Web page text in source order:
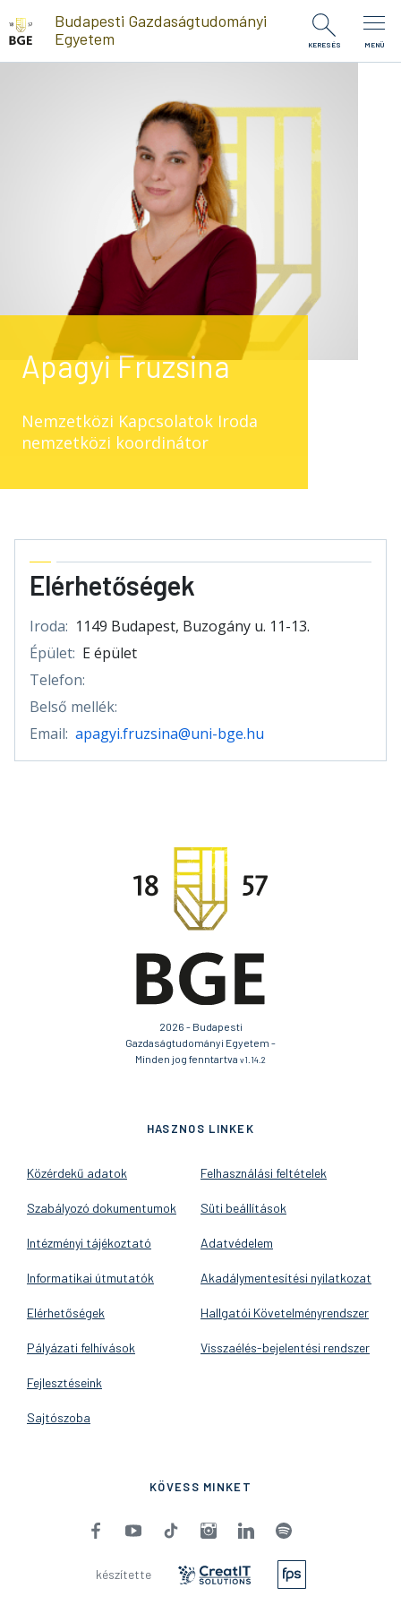
Ugrás a tartalomra
Budapesti Gazdaságtudományi
Egyetem
KERESÉS MENÜ
Apagyi Fruzsina
Nemzetközi Kapcsolatok Iroda
nemzetközi koordinátor
Elérhetőségek
Iroda: 1149 Budapest, Buzogány u. 11-13.
Épület: E épület
Telefon:
Belső mellék:
Email: apagyi.fruzsina@uni-bge.hu
2026 - Budapesti
Gazdaságtudományi Egyetem -
Minden jog fenntartva v1.14.2
HASZNOS LINKEK
Közérdekű adatok
Szabályozó dokumentumok
Intézményi tájékoztató
Informatikai útmutatók
Elérhetőségek
Pályázati felhívások
Fejlesztéseink
Sajtószoba
Felhasználási feltételek
Süti beállítások
Adatvédelem
Akadálymentesítési nyilatkozat
Hallgatói Követelményrendszer
Visszaélés-bejelentési rendszer
KÖVESS MINKET
készítette